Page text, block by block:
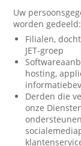
Uw
worden gedeeld:
Filialen,
JET-groep
hosting,
Derden die
onze